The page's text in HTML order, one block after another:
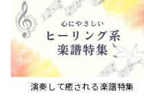
演奏して癒される楽譜特集